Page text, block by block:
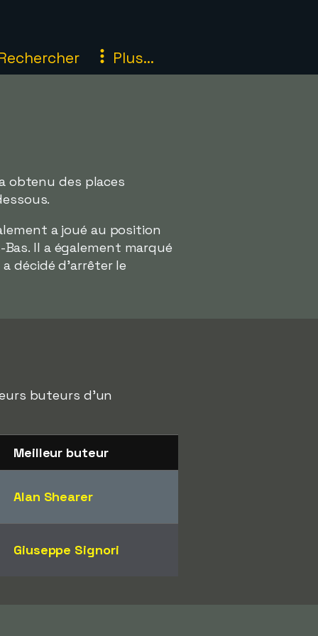
Plus...
obtenu des places
a joué au position
Il a également marqué
décidé d'arrêter le
buteurs d'un
Meilleur buteur
Alan Shearer
Giuseppe Signori